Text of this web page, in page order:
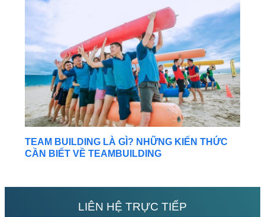
TEAM BUILDING LÀ GÌ? NHỮNG KIẾN THỨC
CẦN BIẾT VỀ TEAMBUILDING
LIÊN HỆ TRỰC TIẾP